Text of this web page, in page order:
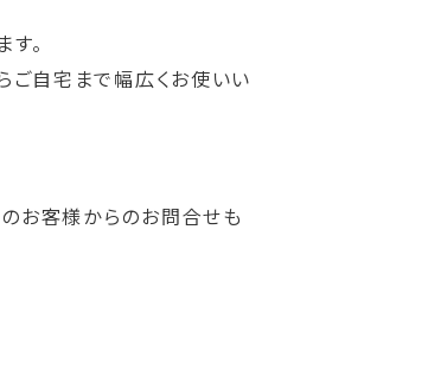
。
ご自宅まで幅広くお使いい
お客様からのお問合せも